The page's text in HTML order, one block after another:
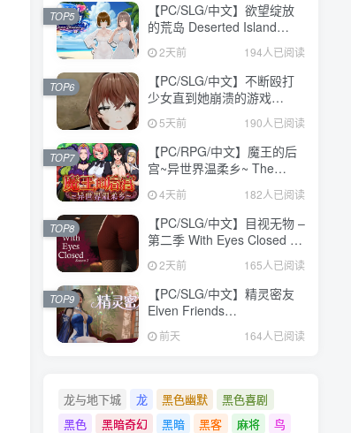
【PC/SLG/中文】欲望绽放
的荒岛 Deserted Island
Where Desire Blossoms
V1.03 STEAM官方中文版
【1.1GB】
2天前 194人已阅读
TOP5
【PC/SLG/中文】不断殴打
少女直到她崩溃的游戏
V1.0.0 汉化版【473MB】
5天前 190人已阅读
TOP6
【PC/RPG/中文】魔王的后
宫~异世界温柔乡~ The
Demon King: Harem
Build.24371582 STEAM官
方中文版【1.6GB】
4天前 182人已阅读
TOP7
【PC/SLG/中文】目视无物 –
第二季 With Eyes Closed –
Season 2 Build.24311960
STEAM官方中文版
【9.8GB】
2天前 165人已阅读
TOP8
【PC/SLG/中文】精灵密友
Elven Friends
Build.24386731 STEAM官
方中文版【954MB】
前天 164人已阅读
TOP9
龙与地下城 龙 黑色幽默
黑色喜剧
黑色
黑暗奇幻 黑暗 黑客 麻将
鸟